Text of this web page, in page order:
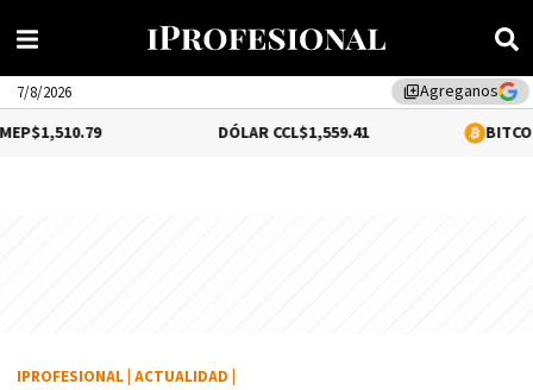
library_addAgreganos
7/8/2026
$1,559.41 0.12%
IPROFESIONAL ACTUALIDAD